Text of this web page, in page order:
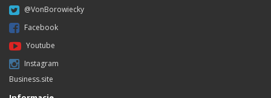
@VonBorowiecky
Facebook
Youtube
Instagram
Business.site